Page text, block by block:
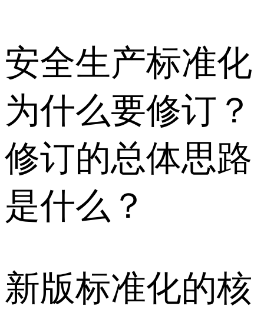
安全生产标准化
为什么要修订？
修订的总体思路
是什么？
新版标准化的核